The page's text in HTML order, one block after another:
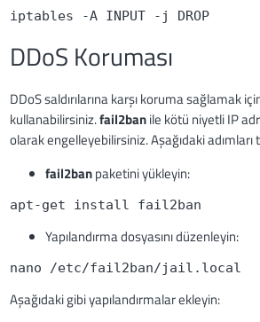
iptables -A INPUT -j DROP
DDoS Koruması
DDoS saldırılarına karşı koruma sağlamak
kullanabilirsiniz.fail2banile kötü niyetli IP
olarak engelleyebilirsiniz. Aşağıdaki adımları
fail2banpaketini yükleyin:
apt-get install fail2ban
Yapılandırma dosyasını düzenleyin:
nano /etc/fail2ban/jail.local
Aşağıdaki gibi yapılandırmalar ekleyin: